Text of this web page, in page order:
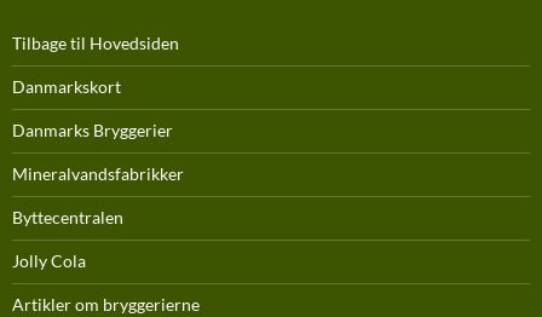
Tilbage til Hovedsiden
Danmarkskort
Danmarks Bryggerier
Mineralvandsfabrikker
Byttecentralen
Jolly Cola
Artikler om bryggerierne